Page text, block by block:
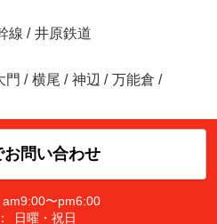
線 / 井原鉄道
門 / 横尾 / 神辺 / 万能倉 /
お問い合わせ
am9:00〜pm6:00
日曜・祝日